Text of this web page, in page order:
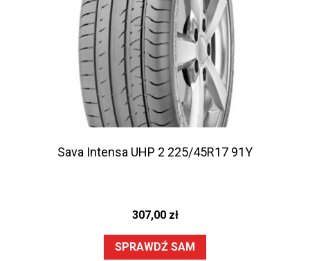
Sava Intensa UHP 2 225/45R17 91Y
307,00 zł
SPRAWDŹ SAM